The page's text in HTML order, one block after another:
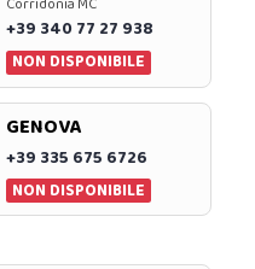
Corridonia MC
+39 340 77 27 938
NON DISPONIBILE
GENOVA
+39 335 675 6726
NON DISPONIBILE